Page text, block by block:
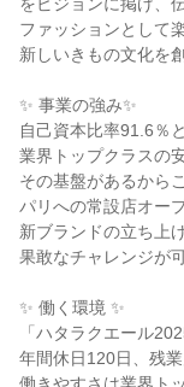
ファッションとして
新しいきもの文化を
✨ 事業の強み✨
自己資本比率91.6％
業界トップクラスの
その基盤があるからこ
パリへの常設店オー
新ブランドの立ち上
果敢なチャレンジが
✨ 働く環境 ✨
「ハタラクエール
年間休日120日、残